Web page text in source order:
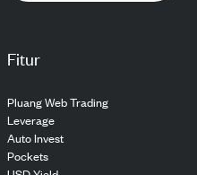
Fitur
Pluang Web Trading
Leverage
Auto Invest
Pockets